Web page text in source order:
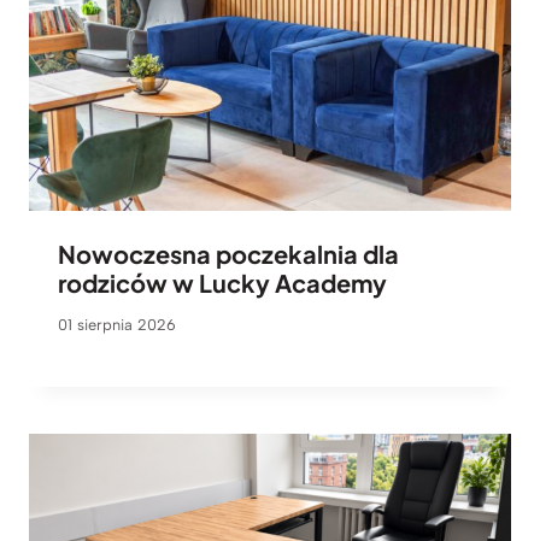
Nowoczesna poczekalnia dla
rodziców w Lucky Academy
01 sierpnia 2026